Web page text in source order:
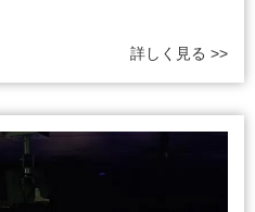
詳しく見る >>